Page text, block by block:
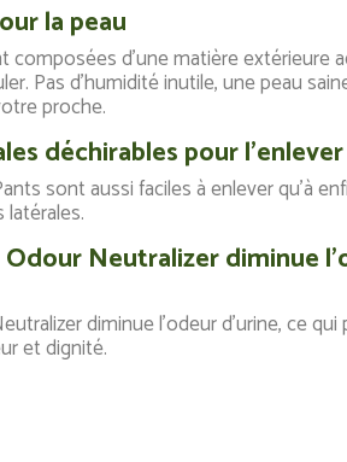
la peau
composées d'une matière extérieure
Pas d'humidité inutile, une peau
proche.
déchirables pour
sont aussi faciles à enlever qu'à
Neutralizer diminue
diminue l'odeur d'urine, ce qui
et dignité.